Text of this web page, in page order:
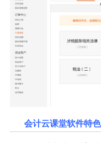
会计云课堂软件特色